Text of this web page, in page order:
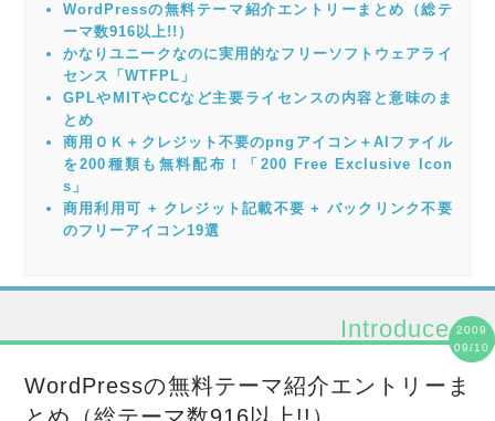
WordPressの無料テーマ紹介エントリーまとめ（総テ
ーマ数916以上!!）
かなりユニークなのに実用的なフリーソフトウェアライ
センス「WTFPL」
GPLやMITやCCなど主要ライセンスの内容と意味のま
とめ
商用ＯＫ＋クレジット不要のpngアイコン＋AIファイル
を200種類も無料配布！「200 Free Exclusive Icon
s」
商用利用可 + クレジット記載不要 + バックリンク不要
のフリーアイコン19選
Introduce 2009
09/10
WordPressの無料テーマ紹介エントリーま
とめ（総テーマ数916以上!!）